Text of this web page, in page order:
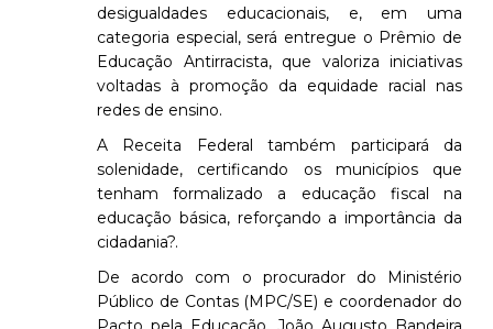
desigualdades educacionais, e, em uma
categoria especial, será entregue o Prêmio de
Educação Antirracista, que valoriza iniciativas
voltadas à promoção da equidade racial nas
redes de ensino.
A Receita Federal também participará da
solenidade, certificando os municípios que
tenham formalizado a educação fiscal na
educação básica, reforçando a importância da
cidadania?.
De acordo com o procurador do Ministério
Público de Contas (MPC/SE) e coordenador do